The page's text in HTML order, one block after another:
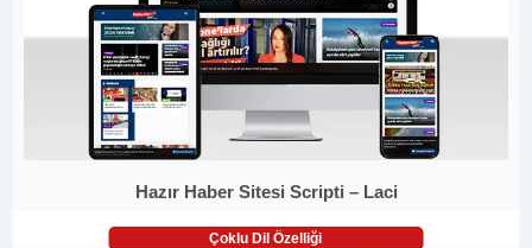
Hazır Haber Sitesi Scripti – Laci
Çoklu Dil Özelliği